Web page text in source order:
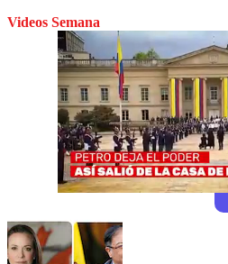
Videos Semana